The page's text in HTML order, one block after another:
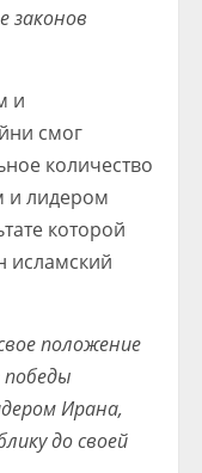
законов
и
смог
количество
и лидером
которой
исламский
положение
победы
Ирана,
до своей